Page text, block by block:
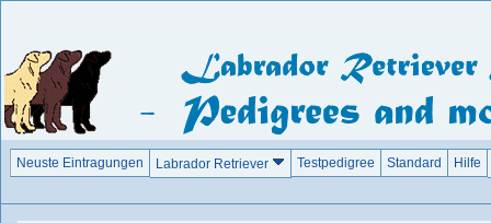
Neuste Eintragungen Labrador Retriever Testpedigree Standard Hilfe